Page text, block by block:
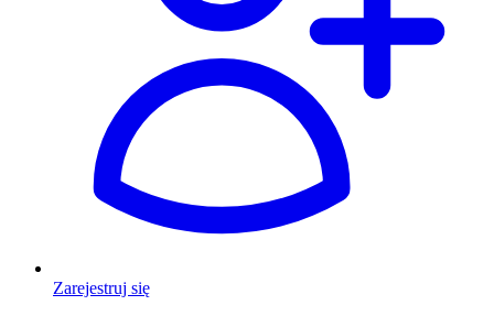
Zarejestruj się